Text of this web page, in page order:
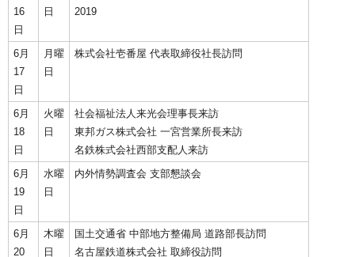
16
日
日
2019
6月
17
日
月曜
日
株式会社壱番屋 代表取締役社長訪問
6月
18
日
火曜
日
社会福祉法人来光会理事長来訪
東邦ガス株式会社 一宮営業所長来訪
名鉄株式会社西部支配人来訪
6月
19
日
水曜
日
内外情勢調査会 支部懇談会
6月
20
木曜
日
国土交通省 中部地方整備局 道路部長訪問
名古屋鉄道株式会社 取締役訪問